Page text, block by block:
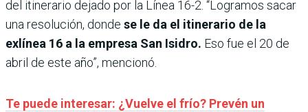
del itinerario dejado por la Línea 16-2. “Logramos sacar
una resolución, donde se le da el itinerario de la
exlínea 16 a la empresa San Isidro. Eso fue el 20 de
abril de este año”, mencionó.
Te puede interesar: ¿Vuelve el frío? Prevén un